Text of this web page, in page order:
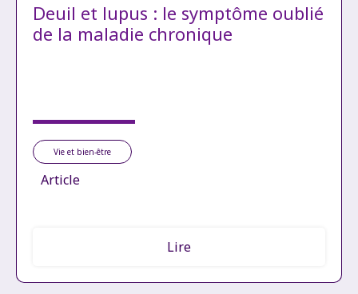
Deuil et lupus : le symptôme oublié
de la maladie chronique
Vie et bien-être
Article
Lire